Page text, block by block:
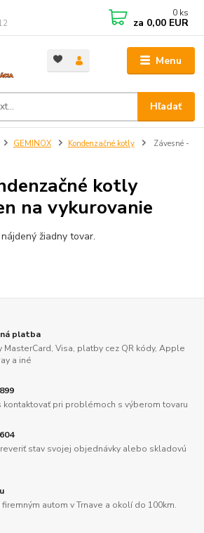
Menu
Hľadať
0 ks
za 0,00 EUR
GEMINOX Kondenzačné kotly
Závesné -
kotly
na vykurovanie
žiadny tovar.
platba
MasterCard, Visa, platby cez QR kódy, Apple
a iné
kontaktovať pri problémoch s výberom tovaru
stav svojej objednávky alebo skladovú
firemným autom v Trnave a okolí do 100km.